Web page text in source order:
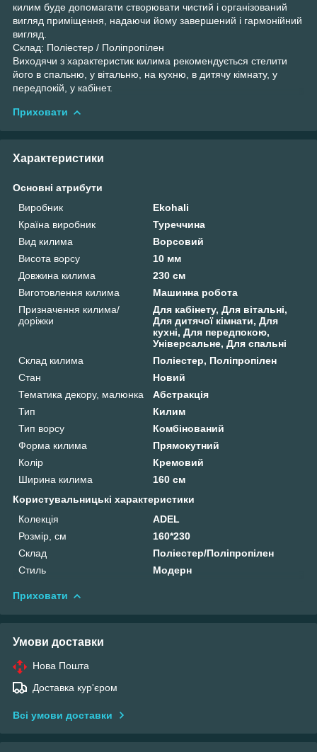
килим буде допомагати створювати чистий і організований
вигляд приміщення, надаючи йому завершений і гармонійний
вигляд.
Склад: Поліестер / Поліпропілен
Виходячи з характеристик килима рекомендується стелити
його в спальню, у вітальню, на кухню, в дитячу кімнату, у
передпокій, у кабінет.
Приховати
Характеристики
Основні атрибути
Виробник
Ekohali
Країна виробник
Туреччина
Вид килима
Ворсовий
Висота ворсу
10 мм
Довжина килима
230 см
Виготовлення килима
Машинна робота
Призначення килима/
доріжки
Для кабінету, Для вітальні,
Для дитячої кімнати, Для
кухні, Для передпокою,
Універсальне, Для спальні
Склад килима
Поліестер, Поліпропілен
Стан
Новий
Тематика декору, малюнка
Абстракція
Тип
Килим
Тип ворсу
Комбінований
Форма килима
Прямокутний
Колір
Кремовий
Ширина килима
160 см
Користувальницькі характеристики
Колекція
ADEL
Розмір, см
160*230
Склад
Поліестер/Поліпропілен
Стиль
Модерн
Приховати
Умови доставки
Нова Пошта
Доставка кур'єром
Всі умови доставки